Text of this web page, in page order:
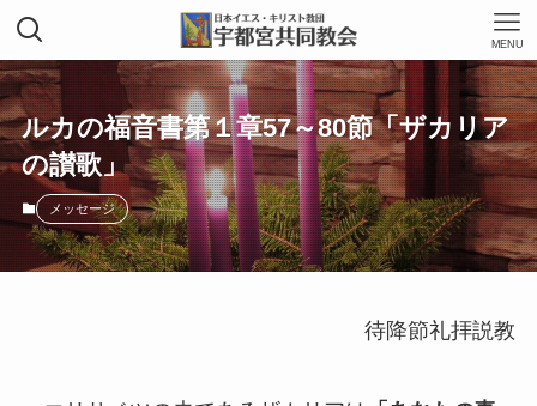
MENU
ルカの福音書第１章57～80節「ザカリア
の讃歌」
メッセージ
待降節礼拝説教